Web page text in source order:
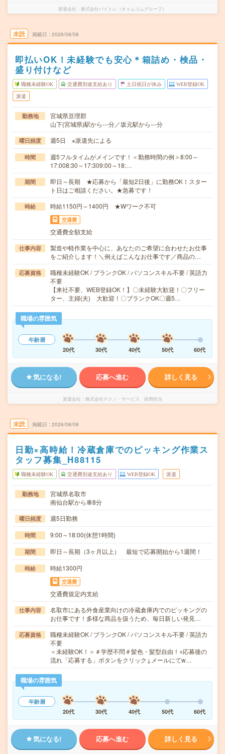
派遣会社 株式会社バイトレ（キャムコムグループ）
未読 掲載日 2026/08/08
即払いOK！未経験でも安心＊箱詰め・検品・
盛り付けなど
職種未経験OK 交通費別途支給あり 土日祝日が休み WEB登録OK
派遣
勤務地
宮城県亘理郡
山下(宮城県)駅から---分／坂元駅から---分
曜日頻度 週5日 ※派遣先による
時間
週5フルタイムがメインです！＜勤務時間の例＞8:00～
17:008:30～17:309:00～18:…
期間
即日～長期 ★応募から「最短2日後」に勤務OK！スター
ト日はご相談ください。★急募です！
時給 時給1150円～1400円 ★Wワーク不可
交通費
交通費全額支給
仕事内容
製造や軽作業を中心に、あなたのご希望に合わせたお仕事
をご紹介します！＼例えばこんなお仕事です／商品の…
応募資格
職種未経験OK / ブランクOK / パソコンスキル不要 / 英語力
不要
【来社不要、WEB登録OK！】〇未経験大歓迎！〇フリー
ター、主婦(夫) 大歓迎！〇ブランクOK〇週5…
職場の雰囲気
年齢層
20代
30代 40代 50代 60代
気になる! 応募へ進む 詳しく見る
派遣会社 株式会社テクノ・サービス 採用担当
未読 掲載日 2026/08/08
日勤×高時給！冷蔵倉庫でのピッキング作業ス
タッフ募集_H88115
職種未経験OK 交通費別途支給あり WEB登録OK 派遣
勤務地
宮城県名取市
南仙台駅から車8分
曜日頻度 週5日勤務
時間 9:00～18:00(休憩1時間)
期間 即日～長期（3ヶ月以上） 最短で応募開始から1週間！
時給 時給1300円
交通費
交通費規定内支給
仕事内容
名取市にある外食産業向けの冷蔵倉庫内でのピッキングの
お仕事です！多様な商品を扱うため、毎日新しい発見…
応募資格
職種未経験OK / ブランクOK / パソコンスキル不要 / 英語力
不要
＜未経験OK！＞＃学歴不問＃髪色・髪型自由！○応募後の
流れ「応募する」ボタンをクリック↓メールにてw…
職場の雰囲気
年齢層
20代
30代 40代 50代 60代
気になる! 応募へ進む 詳しく見る